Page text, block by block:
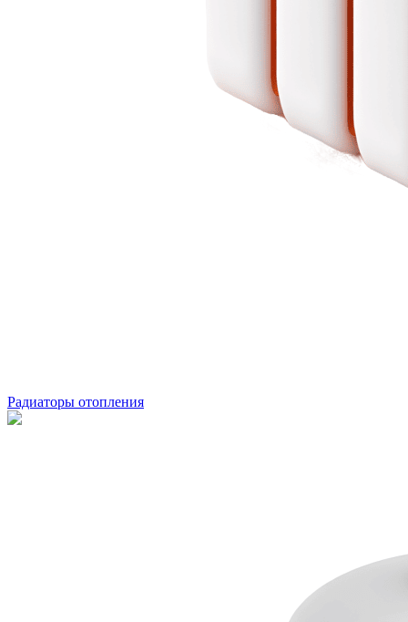
Радиаторы отопления